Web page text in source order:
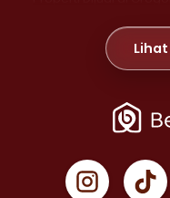
Properti Dijual di
Properti Dijual di
Properti Dijual di
Properti Dijual di Gambir
Properti Dijual di Johar